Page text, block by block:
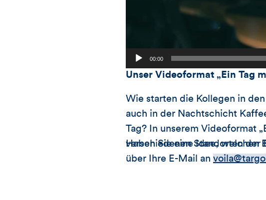
00:00
Unser Videoformat „Ein Tag
Wie starten die Kollegen in
auch in der Nachtschicht
Tag? In unserem Videoformat
verschiedenen Standorten der
Haben Sie eine Idee, welchen
über Ihre E-Mail an